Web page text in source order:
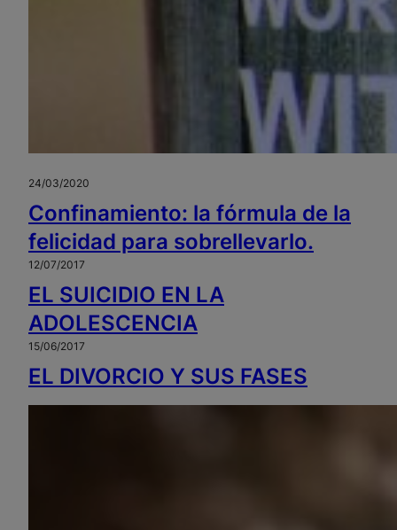
24/03/2020
Confinamiento: la fórmula de la
felicidad para sobrellevarlo.
12/07/2017
EL SUICIDIO EN LA
ADOLESCENCIA
15/06/2017
EL DIVORCIO Y SUS FASES